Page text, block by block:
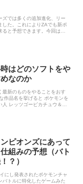
ズでは多くの追加進化、リー
した。これによりZAでも新ポ
と予想できます。今回はそ
ルムチェンジ 追加進化、リー
スポケモンにならない まとめ
はどのソフトをや
なのか
最新のものをやることをおす
作品名を挙げると ポケモンを
レッツゴーピカチュウ＆イ
練されていて遊びやすい オン
作はプレミアがついているも
高価な場合がある 【完全初見
に触れる人におすすめのソフ
ピオンズにあって
組みの予想（バト
？）
にし発表されたポケモンチャ
バトルに特化したゲームみた